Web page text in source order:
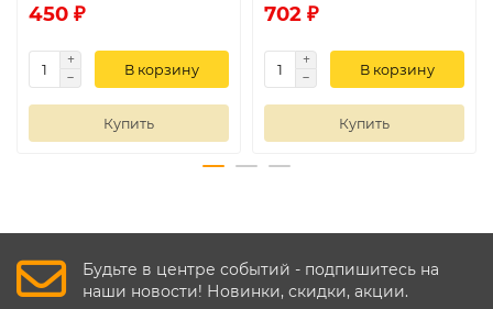
450 ₽
В корзину
Купить
702 ₽
В корзину
Купить
Будьте в центре событий - подпишитесь на
наши новости! Новинки, скидки, акции.